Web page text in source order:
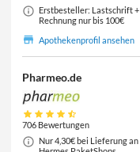
Erstbesteller: Lastschrift +
Rechnung nur bis 100€
Apothekenprofil ansehen
Pharmeo.de
706 Bewertungen
Nur 4,30€ bei Lieferung an